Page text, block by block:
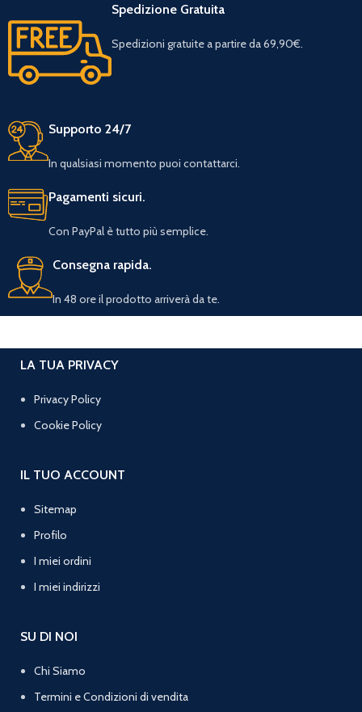
Spedizione Gratuita
Spedizioni gratuite a partire da 69,90€.
Supporto 24/7
In qualsiasi momento puoi contattarci.
Pagamenti sicuri.
Con PayPal è tutto più semplice.
Consegna rapida.
In 48 ore il prodotto arriverà da te.
LA TUA PRIVACY
Privacy Policy
Cookie Policy
IL TUO ACCOUNT
Sitemap
Profilo
I miei ordini
I miei indirizzi
SU DI NOI
Chi Siamo
Termini e Condizioni di vendita